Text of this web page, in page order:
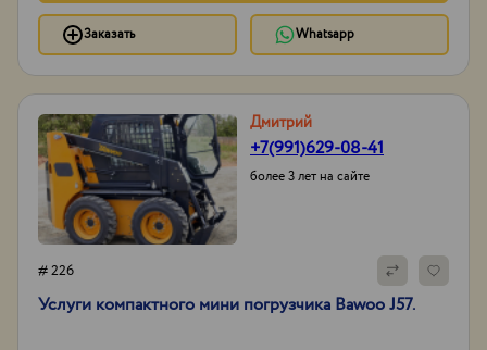
Заказать Whatsapp
Дмитрий
+7(991)629-08-41
более 3 лет на сайте
# 226
Услуги компактного мини погрузчика Bawoo J57.